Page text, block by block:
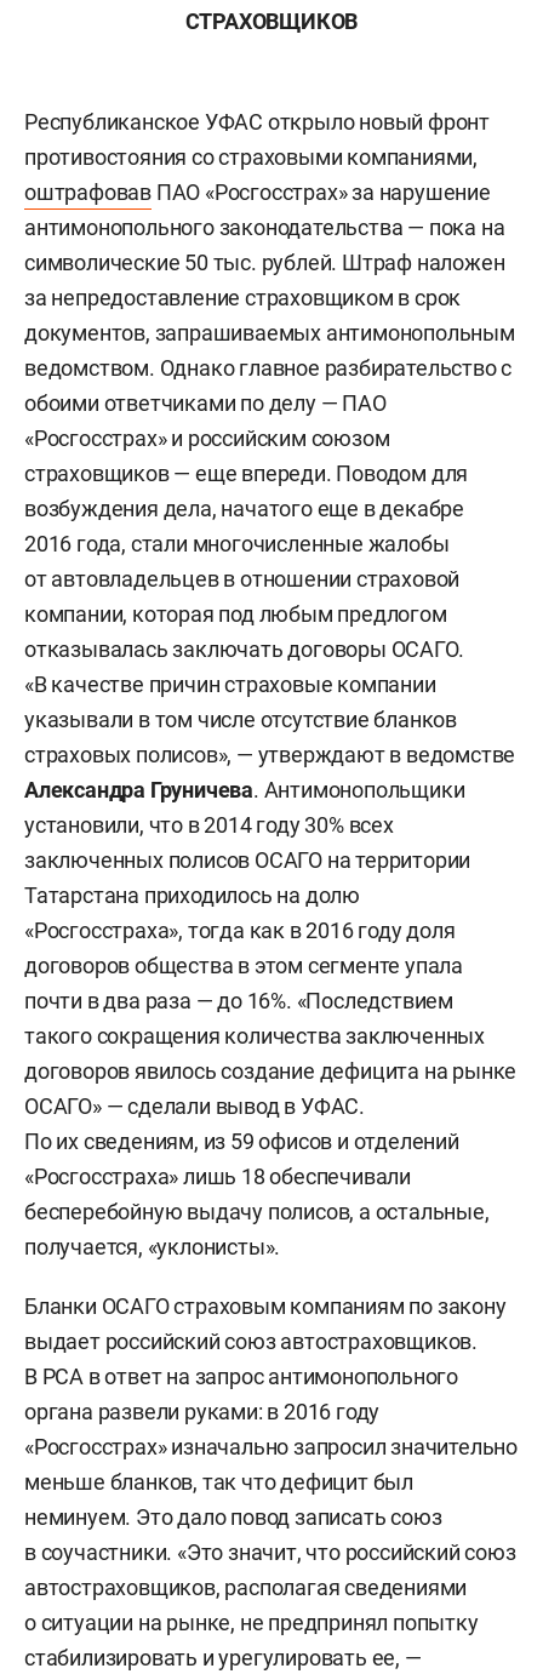
СТРАХОВЩИКОВ
Республиканское УФАС открыло новый фронт
противостояния со страховыми компаниями,
оштрафовав ПАО «Росгосстрах» за нарушение
антимонопольного законодательства — пока на
символические 50 тыс. рублей. Штраф наложен
за непредоставление страховщиком в срок
документов, запрашиваемых антимонопольным
ведомством. Однако главное разбирательство с
обоими ответчиками по делу — ПАО
«Росгосстрах» и российским союзом
страховщиков — еще впереди. Поводом для
возбуждения дела, начатого еще в декабре
2016 года, стали многочисленные жалобы
от автовладельцев в отношении страховой
компании, которая под любым предлогом
отказывалась заключать договоры ОСАГО.
«В качестве причин страховые компании
указывали в том числе отсутствие бланков
страховых полисов», — утверждают в ведомстве
Александра Груничева. Антимонопольщики
установили, что в 2014 году 30% всех
заключенных полисов ОСАГО на территории
Татарстана приходилось на долю
«Росгосстраха», тогда как в 2016 году доля
договоров общества в этом сегменте упала
почти в два раза — до 16%. «Последствием
такого сокращения количества заключенных
договоров явилось создание дефицита на рынке
ОСАГО» — сделали вывод в УФАС.
По их сведениям, из 59 офисов и отделений
«Росгосстраха» лишь 18 обеспечивали
бесперебойную выдачу полисов, а остальные,
получается, «уклонисты».
Бланки ОСАГО страховым компаниям по закону
выдает российский союз автостраховщиков.
В РСА в ответ на запрос антимонопольного
органа развели руками: в 2016 году
«Росгосстрах» изначально запросил значительно
меньше бланков, так что дефицит был
неминуем. Это дало повод записать союз
в соучастники. «Это значит, что российский союз
автостраховщиков, располагая сведениями
о ситуации на рынке, не предпринял попытку
стабилизировать и урегулировать ее, —